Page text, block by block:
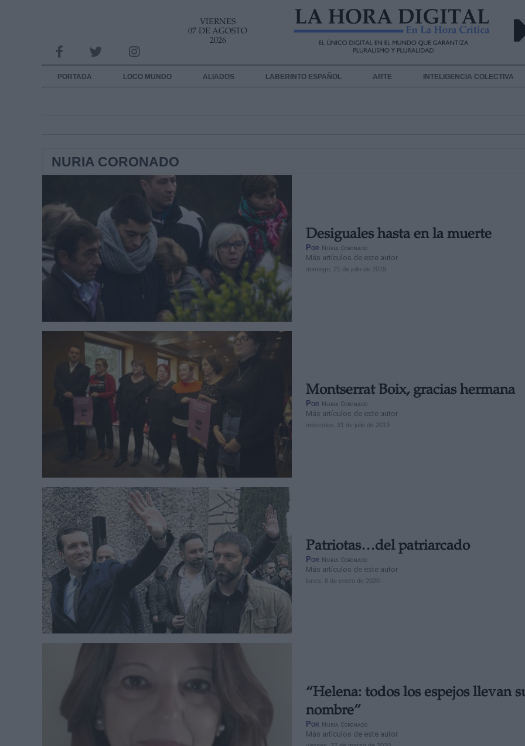
VIERNES
07 DE AGOSTO
2026
PORTADA LOCO MUNDO ALIADOS LABERINTO ESPAÑOL ARTE INTELIGENCIA COLECTIVA
NURIA CORONADO
Desiguales hasta en la muerte
Por Nuria Coronado
Más artículos de este autor
domingo, 21 de julio de 2019
Montserrat Boix, gracias hermana
Por Nuria Coronado
Más artículos de este autor
miércoles, 31 de julio de 2019
Patriotas…del patriarcado
Por Nuria Coronado
Más artículos de este autor
lunes, 6 de enero de 2020
“Helena: todos los espejos llevan
nombre”
Por Nuria Coronado
Más artículos de este autor
INFORMACION SOBRE LA PROTECCIÓN DE TUS DATOS
Responsable:
Información adicional